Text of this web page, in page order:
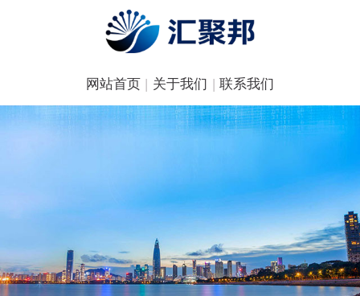
网站首页 关于我们 联系我们